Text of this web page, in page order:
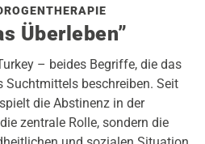
Überleben”
– beides Begriffe, die das
Suchtmittels beschreiben. Seit
die Abstinenz in der
zentrale Rolle, sondern die